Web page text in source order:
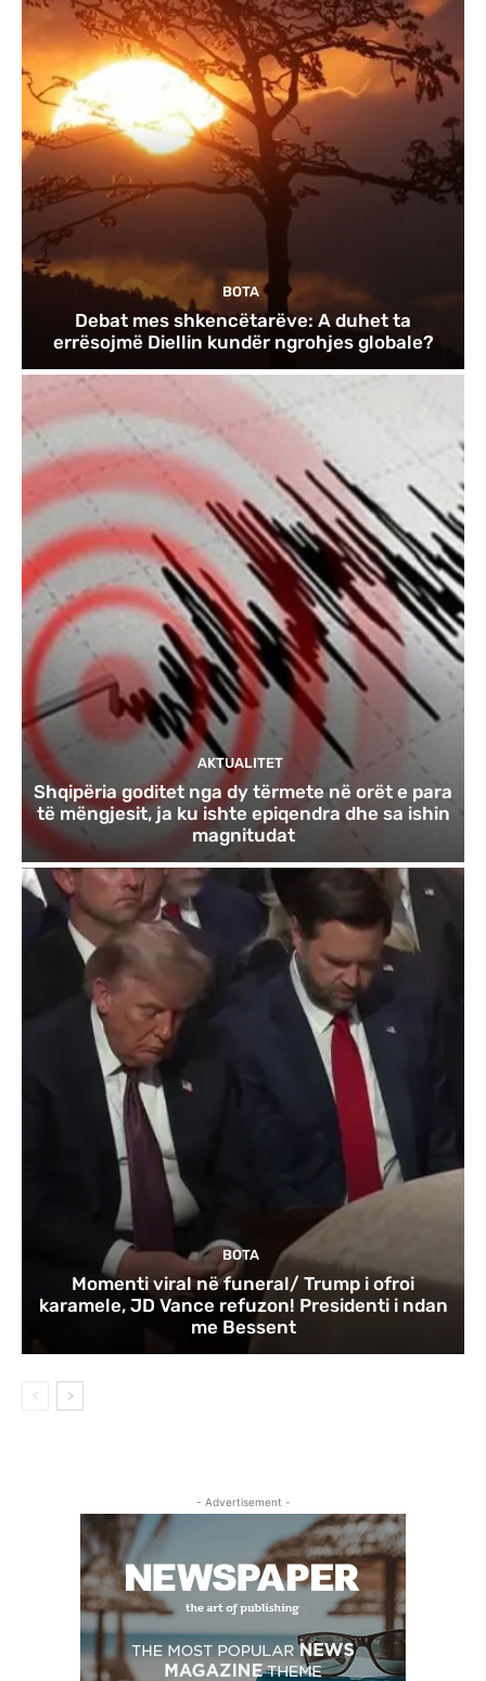
BOTA
Debat mes shkencëtarëve: A duhet ta
errësojmë Diellin kundër ngrohjes globale?
AKTUALITET
Shqipëria goditet nga dy tërmete në orët e para
të mëngjesit, ja ku ishte epiqendra dhe sa ishin
magnitudat
BOTA
Momenti viral në funeral/ Trump i ofroi
karamele, JD Vance refuzon! Presidenti i ndan
me Bessent
- Advertisement -